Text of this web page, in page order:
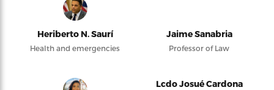
Heriberto N. Saurí
Health and emergencies
Jaime Sanabria
Professor of Law
Lcdo Josué Cardona